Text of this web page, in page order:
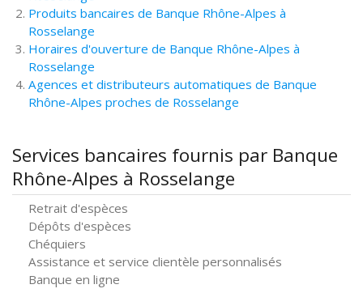
Produits bancaires de Banque Rhône-Alpes à
Rosselange
Horaires d'ouverture de Banque Rhône-Alpes à
Rosselange
Agences et distributeurs automatiques de Banque
Rhône-Alpes proches de Rosselange
Services bancaires fournis par Banque
Rhône-Alpes à Rosselange
Retrait d'espèces
Dépôts d'espèces
Chéquiers
Assistance et service clientèle personnalisés
Banque en ligne